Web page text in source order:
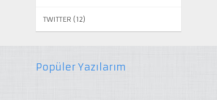
TWITTER (12)
Popüler Yazılarım